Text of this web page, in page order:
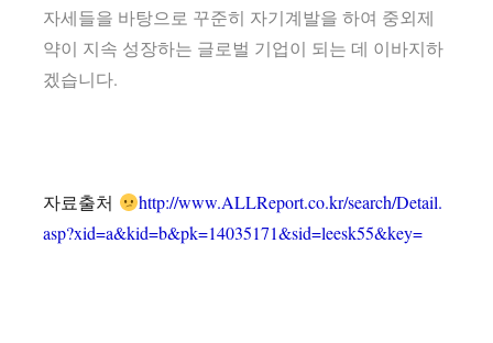
자세들을 바탕으로 꾸준히 자기계발을 하여 중외제
약이 지속 성장하는 글로벌 기업이 되는 데 이바지하
겠습니다.
자료출처
http://www.ALLReport.co.kr/search/Detail.
asp?xid=a&kid=b&pk=14035171&sid=leesk55&key=